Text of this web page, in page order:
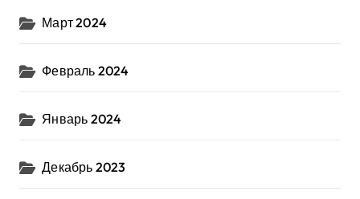
Март 2024
Февраль 2024
Январь 2024
Декабрь 2023